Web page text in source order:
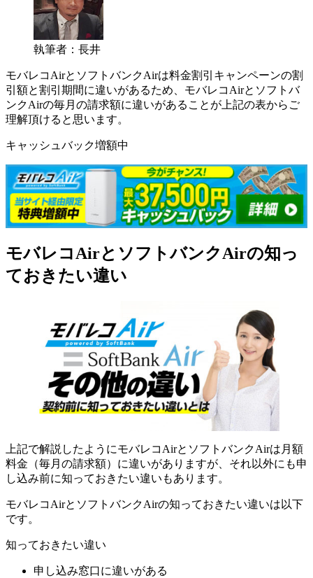
執筆者：長井
モバレコAirとソフトバンクAirは料金割引キャンペーンの割
引額と割引期間に違いがあるため、モバレコAirとソフトバ
ンクAirの毎月の請求額に違いがあることが上記の表からご
理解頂けると思います。
キャッシュバック増額中
モバレコAirとソフトバンクAirの知っ
ておきたい違い
上記で解説したようにモバレコAirとソフトバンクAirは月額
料金（毎月の請求額）に違いがありますが、それ以外にも申
し込み前に知っておきたい違いもあります。
モバレコAirとソフトバンクAirの知っておきたい違いは以下
です。
知っておきたい違い
申し込み窓口に違いがある